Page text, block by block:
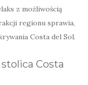
z możliwością
regionu sprawia,
Costa del Sol.
Costa